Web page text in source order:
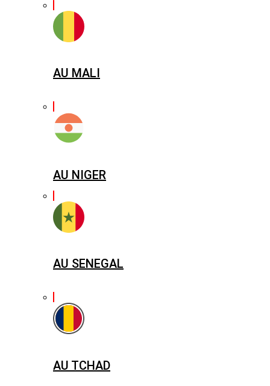
AU MALI
AU NIGER
AU SENEGAL
AU TCHAD